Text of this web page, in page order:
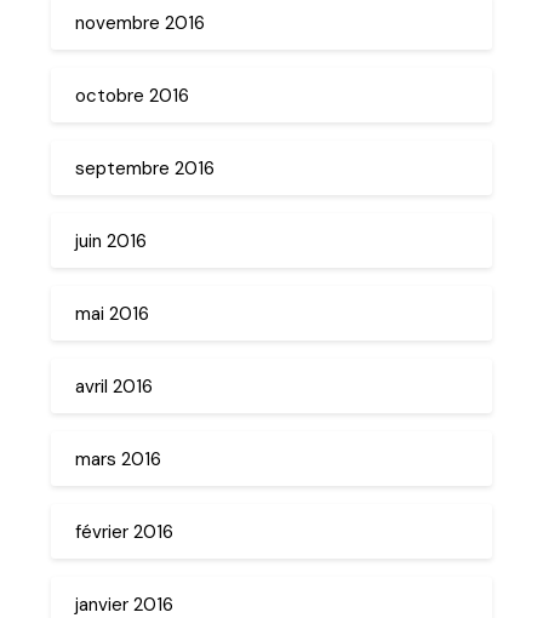
novembre 2016
octobre 2016
septembre 2016
juin 2016
mai 2016
avril 2016
mars 2016
février 2016
janvier 2016